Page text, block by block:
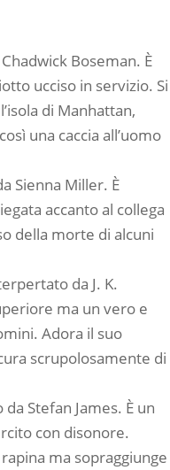
Boseman. È
ucciso in servizio. Si
di Manhattan,
una caccia all’uomo
Sienna Miller. È
accanto al collega
della morte di alcuni
da J. K.
ma un vero e
Adora il suo
scrupolosamente di
Stefan James. È un
con disonore.
ma sopraggiunge